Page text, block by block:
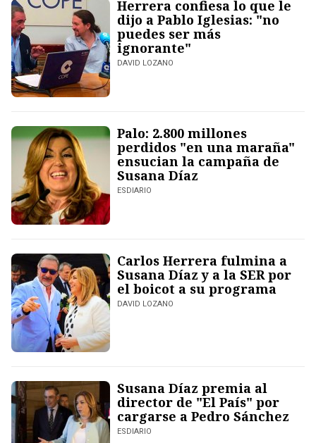
Herrera confiesa lo que le
dijo a Pablo Iglesias: "no
puedes ser más
ignorante"
DAVID LOZANO
Palo: 2.800 millones
perdidos "en una maraña"
ensucian la campaña de
Susana Díaz
ESDIARIO
Carlos Herrera fulmina a
Susana Díaz y a la SER por
el boicot a su programa
DAVID LOZANO
Susana Díaz premia al
director de "El País" por
cargarse a Pedro Sánchez
ESDIARIO